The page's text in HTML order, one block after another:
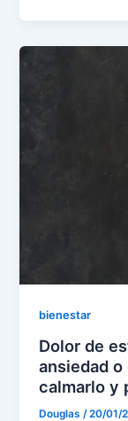
bienestar
Dolor de
ansiedad
calmarlo y
Douglas /20/01/